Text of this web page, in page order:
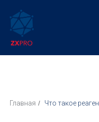
Главная / Что такое